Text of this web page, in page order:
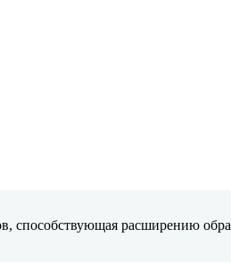
способствующая расширению